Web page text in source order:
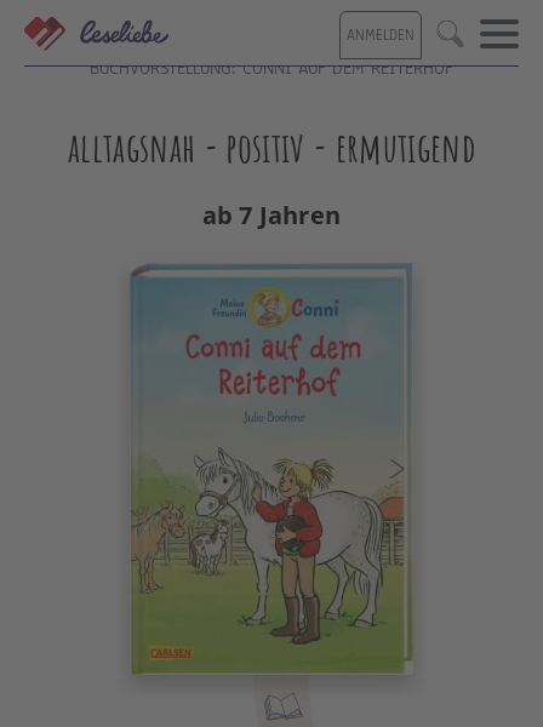
Direkt
zum
Inhalt
ANMELDEN Suche
BUCHVORSTELLUNG: CONNI AUF DEM REITERHOF
alltagsnah - positiv - ermutigend
ab 7 Jahren